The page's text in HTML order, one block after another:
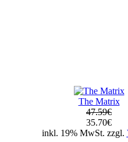
The Matrix
47.59€
35.70€
inkl. 19% MwSt. zzgl.